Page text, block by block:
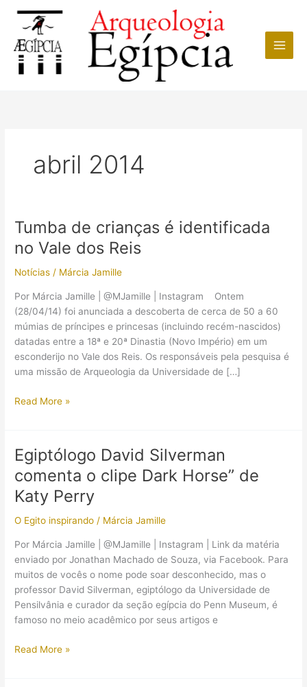
conteúdo
abril 2014
Tumba de crianças é identificada
no Vale dos Reis
Notícias / Márcia Jamille
Por Márcia Jamille | @MJamille | Instagram Ontem
(28/04/14) foi anunciada a descoberta de cerca de 50 a 60
múmias de príncipes e princesas (incluindo recém-nascidos)
datadas entre a 18ª e 20ª Dinastia (Novo Império) em um
esconderijo no Vale dos Reis. Os responsáveis pela pesquisa é
uma missão de Arqueologia da Universidade de […]
Tumba
identificada
no
Vale
dos
Reis
Read More »
Egiptólogo David Silverman
comenta o clipe Dark Horse” de
Katy Perry
O Egito inspirando / Márcia Jamille
Por Márcia Jamille | @MJamille | Instagram | Link da matéria
enviado por Jonathan Machado de Souza, via Facebook. Para
muitos de vocês o nome pode soar desconhecido, mas o
professor David Silverman, egiptólogo da Universidade de
Pensilvânia e curador da seção egípcia do Penn Museum, é
famoso no meio acadêmico por seus artigos e
Egiptólogo
Read More »